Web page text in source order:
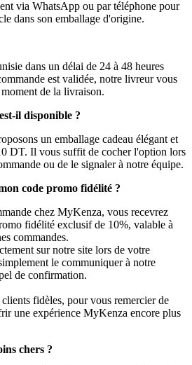
via WhatsApp ou par téléphone pour
dans son emballage d'origine.
dans un délai de 24 à 48 heures
est validée, notre livreur vous
de la livraison.
il disponible ?
un emballage cadeau élégant et
DT. Il vous suffit de cocher l'option lors
ou de le signaler à notre équipe.
code promo fidélité ?
chez MyKenza, vous recevrez
fidélité exclusif de 10%, valable à
commandes.
sur notre site lors de votre
le communiquer à notre
de confirmation.
fidèles, pour vous remercier de
une expérience MyKenza encore plus
chers ?